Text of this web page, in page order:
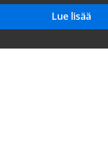
Lue lisää